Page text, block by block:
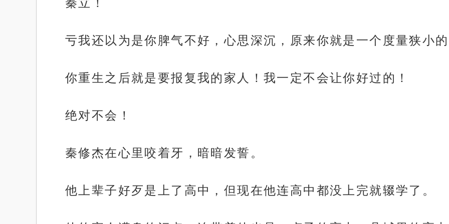
秦立！
亏我还以为是你脾气不好，心思深沉，原来你就是一个度量狭小
你重生之后就是要报复我的家人！我一定不会让你好过的！
绝对不会！
秦修杰在心里咬着牙，暗暗发誓。
他上辈子好歹是上了高中，但现在他连高中都没上完就辍学了。